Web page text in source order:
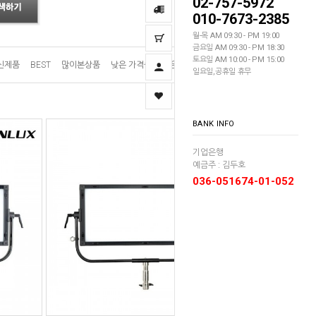
010-7673-2385
월-목 AM 09:30 - PM 19:00
금요일 AM 09:30 - PM 18:30
토요일 AM 10:00 - PM 15:00
일요일,공휴일 휴무
BANK INFO
기업은행
예금주 : 김두호
036-051674-01-052
제품 BEST 많이본상품 낮은 가격순 높은 가격순 이름순